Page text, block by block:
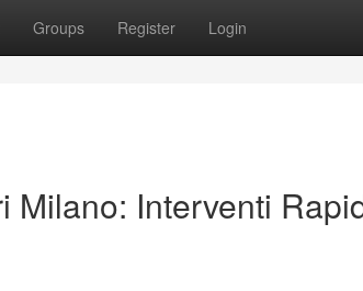
Groups Register Login
Milano: Interventi